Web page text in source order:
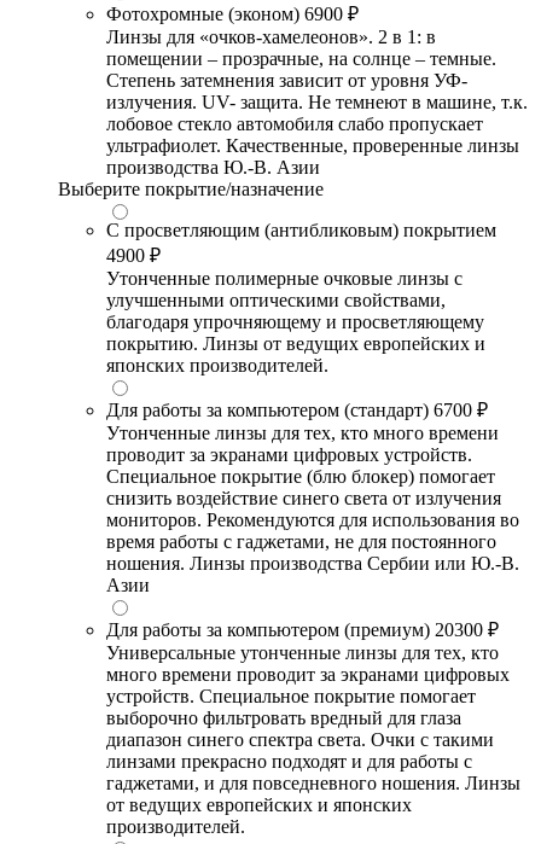
Фотохромные (эконом) 6900 ₽
Линзы для «очков-хамелеонов». 2 в 1: в
помещении – прозрачные, на солнце – темные.
Степень затемнения зависит от уровня УФ-
излучения. UV- защита. Не темнеют в машине, т.к.
лобовое стекло автомобиля слабо пропускает
ультрафиолет. Качественные, проверенные линзы
производства Ю.-В. Азии
Выберите покрытие/назначение
С просветляющим (антибликовым) покрытием
4900 ₽
Утонченные полимерные очковые линзы с
улучшенными оптическими свойствами,
благодаря упрочняющему и просветляющему
покрытию. Линзы от ведущих европейских и
японских производителей.
Для работы за компьютером (стандарт) 6700 ₽
Утонченные линзы для тех, кто много времени
проводит за экранами цифровых устройств.
Специальное покрытие (блю блокер) помогает
снизить воздействие синего света от излучения
мониторов. Рекомендуются для использования во
время работы с гаджетами, не для постоянного
ношения. Линзы производства Сербии или Ю.-В.
Азии
Для работы за компьютером (премиум) 20300 ₽
Универсальные утонченные линзы для тех, кто
много времени проводит за экранами цифровых
устройств. Специальное покрытие помогает
выборочно фильтровать вредный для глаза
диапазон синего спектра света. Очки с такими
линзами прекрасно подходят и для работы с
гаджетами, и для повседневного ношения. Линзы
от ведущих европейских и японских
производителей.